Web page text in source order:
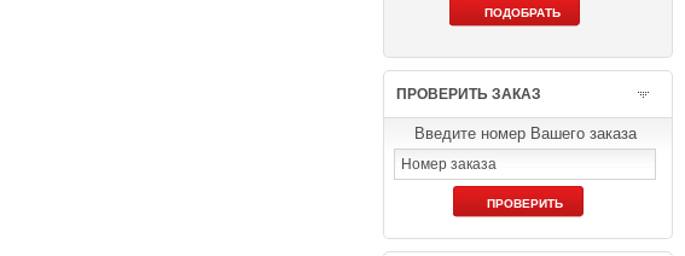
ПРОВЕРИТЬ ЗАКАЗ
Введите номер Вашего заказа